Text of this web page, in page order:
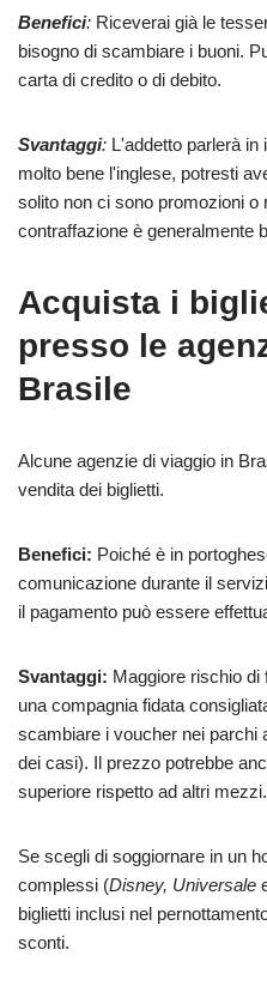
Benefici: Riceverai già le
bisogno di scambiare i buoni.
carta di credito o di debito.
Svantaggi: L'addetto parlerà in
molto bene l'inglese, potresti
solito non ci sono promozioni o
contraffazione è generalmente
Acquista i
presso le
Brasile
Alcune agenzie di viaggio in
vendita dei biglietti.
Benefici: Poiché è in
comunicazione durante il
il pagamento può essere
Svantaggi: Maggiore rischio di
una compagnia fidata
scambiare i voucher nei parchi
dei casi). Il prezzo potrebbe
superiore rispetto ad altri mezzi.
Se scegli di soggiornare in un
complessi (Disney, Universale
biglietti inclusi nel
sconti.